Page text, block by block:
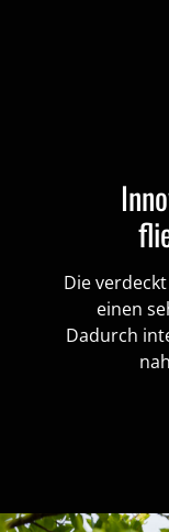
Die
einen
Dadurch